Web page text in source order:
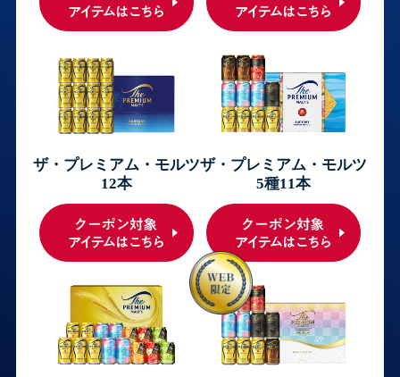
ザ・プレミアム・モルツ
12本
ザ・プレミアム・モルツ
5種11本